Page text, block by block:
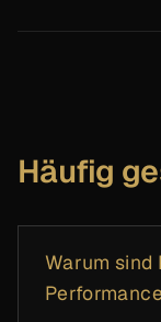
Häufig
Warum